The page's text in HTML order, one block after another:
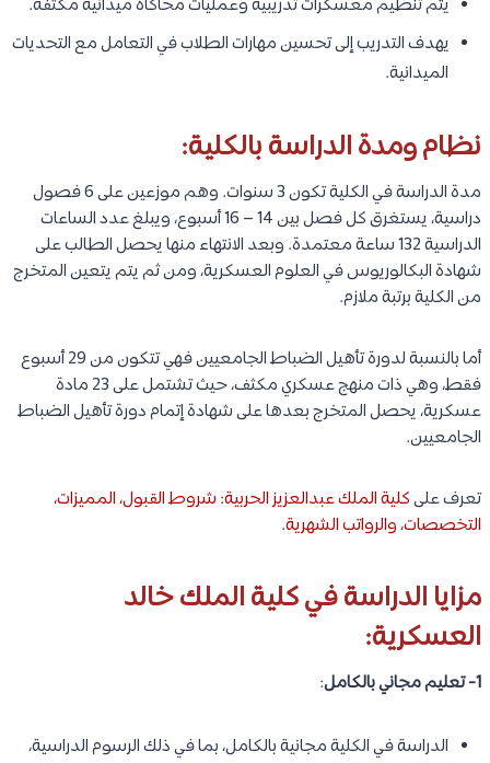
يتم تنظيم معسكرات تدريبية وعمليات محاكاة ميدانية مكثفة.
يهدف التدريب إلى تحسين مهارات الطلاب في التعامل مع التحديات
الميدانية.
نظام ومدة الدراسة بالكلية:
مدة الدراسة في الكلية تكون 3 سنوات. وهم موزعين على 6 فصول
دراسية، يستغرق كل فصل بين 14 – 16 أسبوع، ويبلغ عدد الساعات
الدراسية 132 ساعة معتمدة. وبعد الانتهاء منها يحصل الطالب على
شهادة البكالوريوس في العلوم العسكرية، ومن ثم يتم يتعين المتخرج
من الكلية برتبة ملازم.
أما بالنسبة لدورة تأهيل الضباط الجامعيين فهي تتكون من 29 أسبوع
فقط، وهي ذات منهج عسكري مكثف، حيث تشتمل على 23 مادة
عسكرية، يحصل المتخرج بعدها على شهادة إتمام دورة تأهيل الضباط
الجامعيين.
تعرف علىكلية الملك عبدالعزيز الحربية: شروط القبول، المميزات،
التخصصات، والرواتب الشهرية.
مزايا الدراسة في كلية الملك خالد
العسكرية:
1- تعليم مجاني بالكامل :
الدراسة في الكلية مجانية بالكامل، بما في ذلك الرسوم الدراسية،